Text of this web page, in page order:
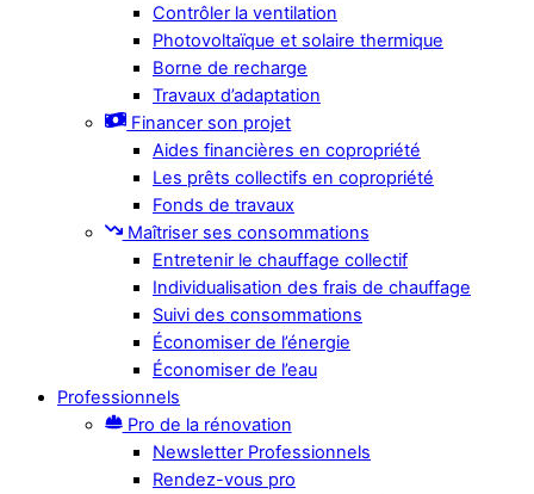
Contrôler la ventilation
Photovoltaïque et solaire thermique
Borne de recharge
Travaux d’adaptation
Financer son projet
Aides financières en copropriété
Les prêts collectifs en copropriété
Fonds de travaux
Maîtriser ses consommations
Entretenir le chauffage collectif
Individualisation des frais de chauffage
Suivi des consommations
Économiser de l’énergie
Économiser de l’eau
Professionnels
Pro de la rénovation
Newsletter Professionnels
Rendez-vous pro